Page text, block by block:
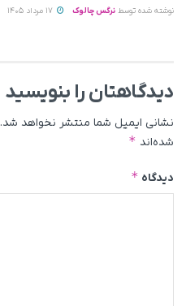
نوشته شده توسط نرگس چالوک
دیدگاهتان را بنویسید
نشانی ایمیل شما منتشر نخواهد شد.
شده‌اند *
دیدگاه *